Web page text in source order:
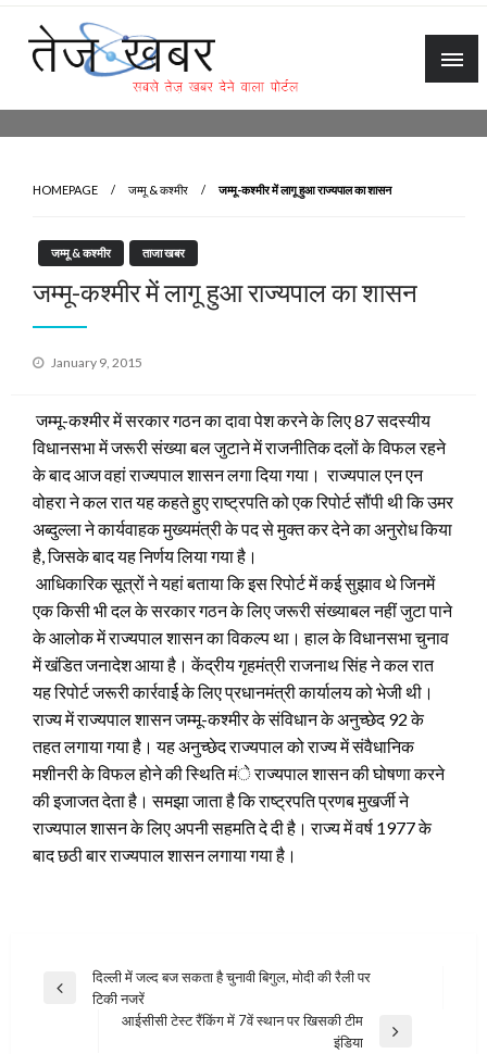
Skip
content
HOMEPAGE जम्मू & कश्मीर जम्मू-कश्मीर में लागू हुआ राज्यपाल का शासन
जम्मू & कश्मीर ताजा खबर
जम्मू-कश्मीर में लागू हुआ राज्यपाल का शासन
Posted
January 9, 2015
जम्मू-कश्मीर में सरकार गठन का दावा पेश करने के लिए 87 सदस्यीय
विधानसभा में जरूरी संख्या बल जुटाने में राजनीतिक दलों के विफल रहने
के बाद आज वहां राज्यपाल शासन लगा दिया गया। राज्यपाल एन एन
वोहरा ने कल रात यह कहते हुए राष्ट्रपति को एक रिपोर्ट सौंपी थी कि उमर
अब्दुल्ला ने कार्यवाहक मुख्यमंत्री के पद से मुक्त कर देने का अनुरोध किया
है, जिसके बाद यह निर्णय लिया गया है।
आधिकारिक सूत्रों ने यहां बताया कि इस रिपोर्ट में कई सुझाव थे जिनमें
एक किसी भी दल के सरकार गठन के लिए जरूरी संख्याबल नहीं जुटा पाने
के आलोक में राज्यपाल शासन का विकल्प था। हाल के विधानसभा चुनाव
में खंडित जनादेश आया है। केंद्रीय गृहमंत्री राजनाथ सिंह ने कल रात
यह रिपोर्ट जरूरी कार्रवार्ई के लिए प्रधानमंत्री कार्यालय को भेजी थी।
राज्य में राज्यपाल शासन जम्मू-कश्मीर के संविधान के अनुच्छेद 92 के
तहत लगाया गया है। यह अनुच्छेद राज्यपाल को राज्य में संवैधानिक
मशीनरी के विफल होने की स्थिति मंे राज्यपाल शासन की घोषणा करने
की इजाजत देता है। समझा जाता है कि राष्ट्रपति प्रणब मुखर्जी ने
राज्यपाल शासन के लिए अपनी सहमति दे दी है। राज्य में वर्ष 1977 के
बाद छठी बार राज्यपाल शासन लगाया गया है।
Post
navigation
Previous
दिल्ली में जल्द बज सकता है चुनावी बिगुल, मोदी की रैली पर
टिकी नजरें
आईसीसी टेस्ट रैंकिंग में 7वें स्थान पर खिसकी टीम
इंडिया